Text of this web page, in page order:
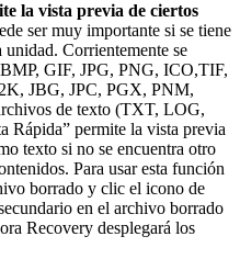
la vista previa de ciertos
ser muy importante si se tiene
Corrientemente se
GIF, JPG, PNG, ICO,TIF,
JBG, JPC, PGX, PNM,
de texto (TXT, LOG,
permite la vista previa
texto si no se encuentra otro
Para usar esta función
borrado y clic el icono de
en el archivo borrado
Recovery desplegará los